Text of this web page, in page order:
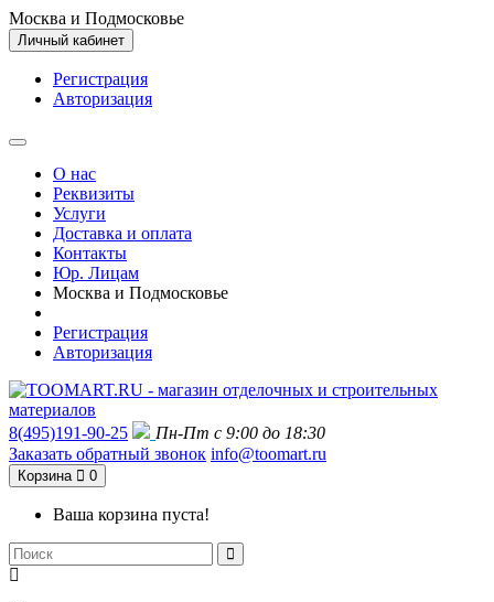
Москва и Подмосковье
Личный кабинет
Регистрация
Авторизация
О нас
Реквизиты
Услуги
Доставка и оплата
Контакты
Юр. Лицам
Москва и Подмосковье
Регистрация
Авторизация
8(495)191-90-25
Пн-Пт с 9:00 до 18:30
Заказать обратный звонок info@toomart.ru
Корзина 0
Ваша корзина пуста!